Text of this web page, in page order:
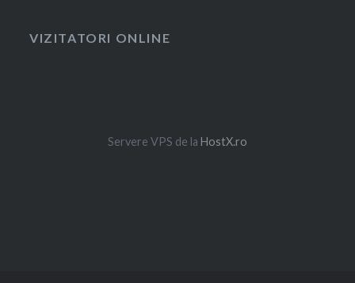
VIZITATORI ONLINE
Servere VPS de la HostX.ro